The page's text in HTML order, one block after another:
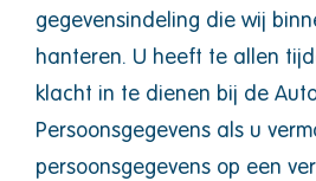
gegevensindeling die wij
hanteren. U heeft te allen
klacht in te dienen bij de
Persoonsgegevens als u
persoonsgegevens op een